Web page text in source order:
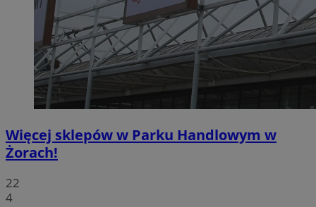
Więcej sklepów w Parku Handlowym w
Żorach!
22
4